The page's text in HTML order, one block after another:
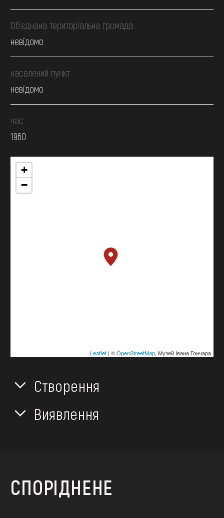
Об’єднана територіальна громада
невідомо
населений пункт
невідомо
час
1960
+
−
Leaflet| ©OpenStreetMap, Музей Івана Гончара
Створення
Виявлення
СПОРІДНЕНЕ